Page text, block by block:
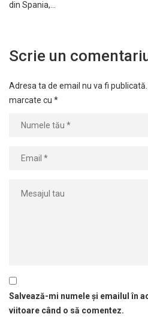
din Spania,…
Scrie un
Adresa ta de email nu va fi publicată.
marcate cu *
Salvează-mi numele și emailul în
viitoare când o să comentez.